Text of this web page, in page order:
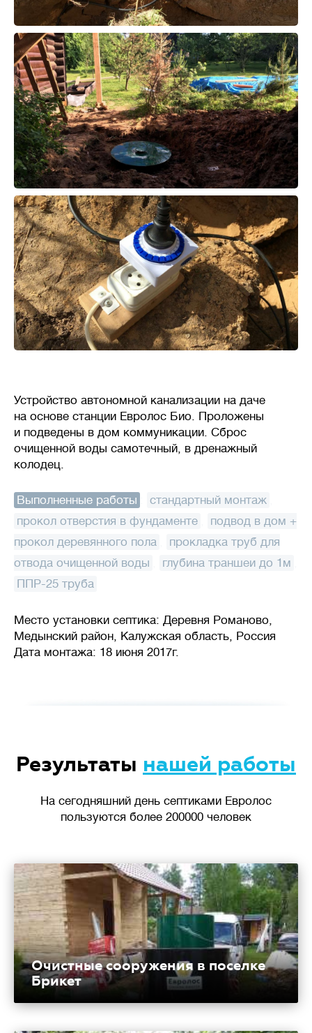
Устройство автономной канализации на даче
на основе станции Евролос Био. Проложены
и подведены в дом коммуникации. Сброс
очищенной воды самотечный, в дренажный
колодец.
Выполненные работы стандартный монтаж
прокол отверстия в фундаменте
подвод в дом +
прокол деревянного пола
прокладка труб для
отвода очищенной воды
глубина траншеи до 1м
ППР-25 труба
Место установки септика: Деревня Романово,
Медынский район, Калужская область, Россия
Дата монтажа: 18 июня 2017г.
Результаты нашей работы
На сегодняшний день септиками Евролос
пользуются более 200000 человек
Очистные сооружения в поселке
Брикет